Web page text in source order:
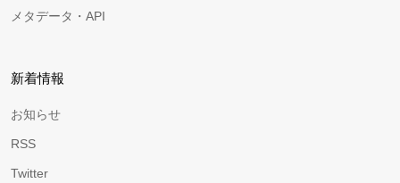
メタデータ・API
新着情報
お知らせ
RSS
Twitter